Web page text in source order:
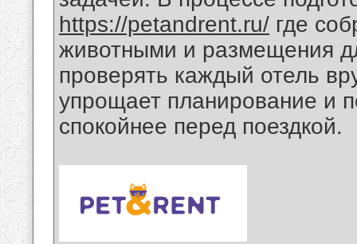
https://petandrent.ru/ где
животными и размещения
проверять каждый отель
упрощает планирование и
спокойнее перед поездкой.